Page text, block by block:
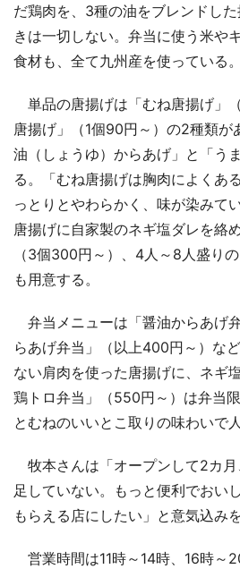
だ鶏肉を、3種の油をブレンドし
きは一切しない。弁当に使う米や
食材も、全て九州産を使っている。
単品の唐揚げは「むね唐揚げ」
唐揚げ」（1個90円～）の2種類が
油（しょうゆ）からあげ」と「う
る。「むね唐揚げは胸肉によくあ
っとりとやわらかく、味が染みて
唐揚げに自家製のネギ塩ダレを絡
（3個300円～）、4人～8人盛り
も用意する。
弁当メニューは「醤油からあげ
らあげ弁当」（以上400円～）な
ない肩肉を使った唐揚げに、ネギ
鶏トロ弁当」（550円～）は弁当
とむねのいいとこ取りの味わいで
牧本さんは「オープンして2カ
足していない。もっと便利でおい
もらえる店にしたい」と意気込み
営業時間は11時～14時、16時～